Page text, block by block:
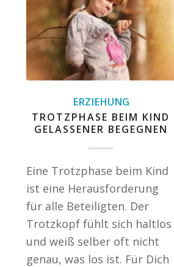
ERZIEHUNG
TROTZPHASE BEIM KIND
GELASSENER BEGEGNEN
Eine Trotzphase beim Kind
ist eine Herausforderung
für alle Beteiligten. Der
Trotzkopf fühlt sich haltlos
und weiß selber oft nicht
genau, was los ist. Für Dich